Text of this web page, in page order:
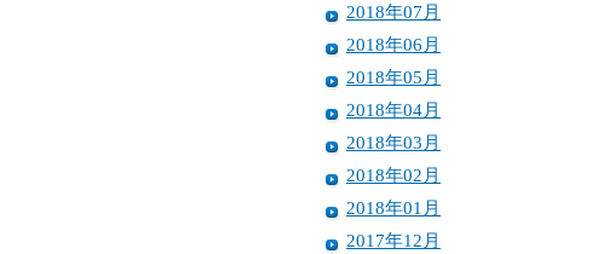
2018年07月
2018年06月
2018年05月
2018年04月
2018年03月
2018年02月
2018年01月
2017年12月